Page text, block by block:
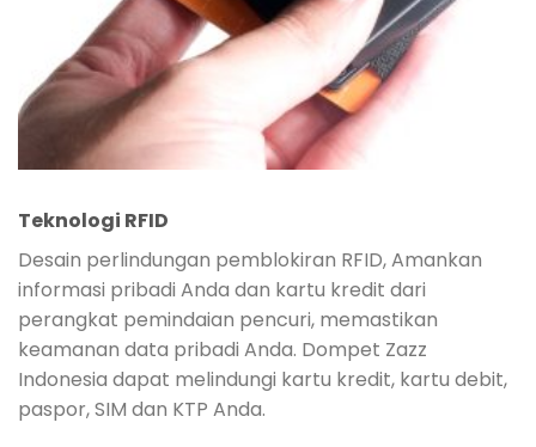
Teknologi RFID
Desain perlindungan pemblokiran RFID, Amankan
informasi pribadi Anda dan kartu kredit dari
perangkat pemindaian pencuri, memastikan
keamanan data pribadi Anda. Dompet Zazz
Indonesia dapat melindungi kartu kredit, kartu debit,
paspor, SIM dan KTP Anda.